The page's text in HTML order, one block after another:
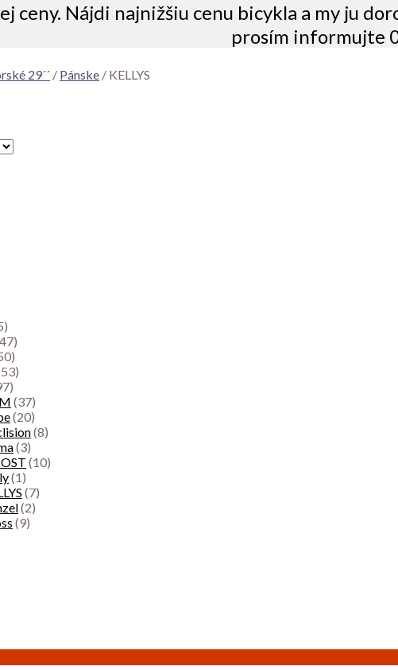
ceny. Nájdi najnižšiu cenu bicykla a my ju
prosím informujte
29´´ / Pánske / KELLYS
(37)
(20)
(8)
(3)
(10)
(1)
(7)
(2)
(9)